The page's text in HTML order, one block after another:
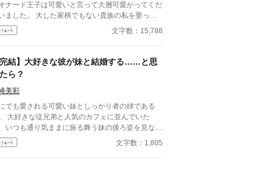
ナード王子は可愛いと言って大層可愛がってくだ
ました。 大した家柄でもない貴族の私を娶って
だいた時には天にも昇る想いでした。 だから、
様をお慕いしていた私は王妃としてこの国をよく
強し、全てを把握するよう努めてまいりました。そ
、貴方様と私の未来のため。 ･･･なのに。 貴方様
、愛人と床を一緒にするようになりました。 貴方
理由を聞いたら、「可愛げが無くなったのが悪
ですって？ 愛がない結婚生活などいりませんの
離縁させていただきます。 そう、申し上げたら
方様は―――
ｼｮｰﾄ 文字数：15,788
完結】大好きな彼が妹と結婚する……と思
ら？
美彩
でも愛される可愛い妹としっかり者の姉である
大好きな従兄弟と人気のカフェに並んでいた
いつも通り気ままに振る舞う妹の後ろ姿を見なが
が「結婚したいと思ってる」って呟いて…… さ
める短編です。 異世界もののつもりで書い
ｼｮｰﾄ 文字数：1,805